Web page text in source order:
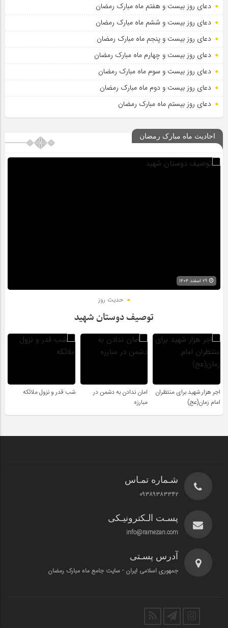
دعای روز بیست و هفتم ماه مبارک رمضان
دعای روز بیست و ششم ماه مبارک رمضان
دعای روز بیست و پنجم ماه مبارک رمضان
دعای روز بیست و چهارم ماه مبارک رمضان
دعای روز بیست و سوم ماه مبارک رمضان
دعای روز بیست و دوم ماه مبارک رمضان
دعای روز بیستم ماه مبارک رمضان
احادیث ماه مبارک رمضان
حدیث روز
توصیف دوستان شهید
اجر هزار شهید برای منتظران
امام زمان(عج)
امان ندادن به دشمن در
مبارزه
شب قدر و نزول ملائکه
شـماره تمـاس
۰۹۳۸۹۳۸۳۳۴۲
پسـت الـکترونیـکی
info@ramezan.com
آدرس پسـتی
جمهوری اسلامی ایران - سایت جامع ماه مبارک رمضان